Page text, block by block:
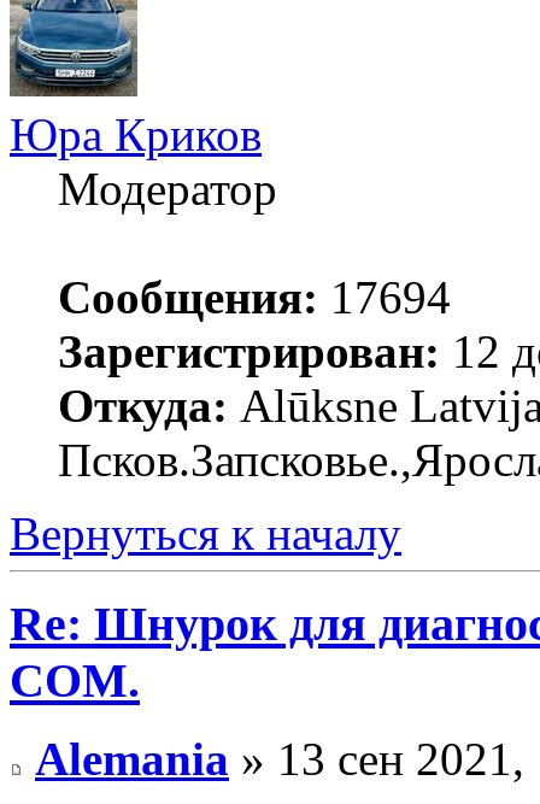
Юра Криков
Модератор
Сообщения: 17694
Зарегистрирован: 12
Откуда: Alūksne
Вернуться к началу
Re: Шнурок для
COM.
Alemania » 13 сен 2021,